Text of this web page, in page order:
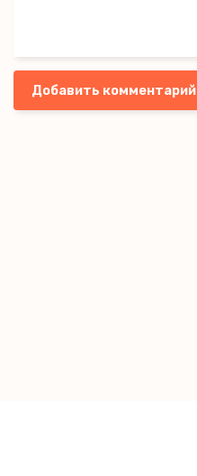
Добавить комментарий